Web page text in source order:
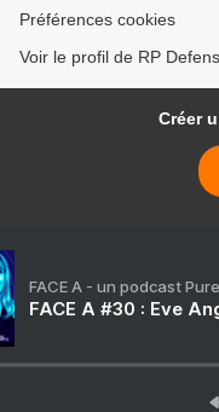
Préférences cookies
Voir le profil de RP
Créer
FACE A - un podcast
FACE A #30 : Eve